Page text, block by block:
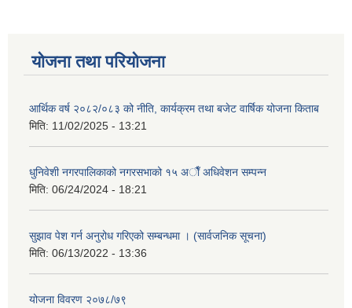
योजना तथा परियोजना
आर्थिक वर्ष २०८२/०८३ को नीति, कार्यक्रम तथा बजेट वार्षिक योजना किताब
मिति: 11/02/2025 - 13:21
धुनिवेशी नगरपालिकाको नगरसभाको १५ अाैँ अधिवेशन सम्पन्न
मिति: 06/24/2024 - 18:21
सुझाव पेश गर्न अनुरोध गरिएको सम्बन्धमा । (सार्वजनिक सूचना)
मिति: 06/13/2022 - 13:36
योजना विवरण २०७८/७९